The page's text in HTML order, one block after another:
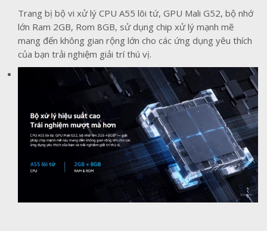
Trang bị bộ vi xử lý CPU A55 lõi tứ, GPU Mali G52, bộ nhớ
lớn Ram 2GB, Rom 8GB, sử dụng chip xử lý mạnh mẽ
mang đến không gian rộng lớn cho các ứng dụng yêu thích
của bạn trải nghiệm giải trí thú vị.